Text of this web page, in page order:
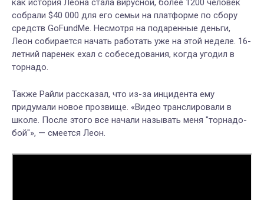
как история Леона стала вирусной, более 1200 человек
собрали $40 000 для его семьи на платформе по сбору
средств GoFundMe. Несмотря на подаренные деньги,
Леон собирается начать работать уже на этой неделе. 16-
летний паренек ехал с собеседования, когда угодил в
торнадо.
Также Райли рассказал, что из-за инцидента ему
придумали новое прозвище. «Видео транслировали в
школе. После этого все начали называть меня "торнадо-
бой"», — смеется Леон.